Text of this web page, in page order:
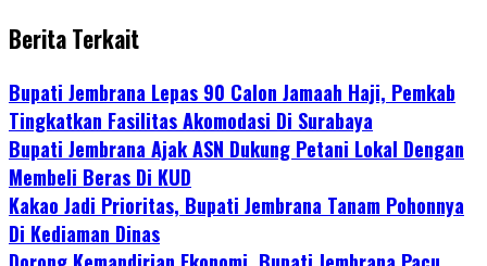
Berita Terkait
Bupati Jembrana Lepas 90 Calon Jamaah Haji, Pemkab
Tingkatkan Fasilitas Akomodasi Di Surabaya
Bupati Jembrana Ajak ASN Dukung Petani Lokal Dengan
Membeli Beras Di KUD
Kakao Jadi Prioritas, Bupati Jembrana Tanam Pohonnya
Di Kediaman Dinas